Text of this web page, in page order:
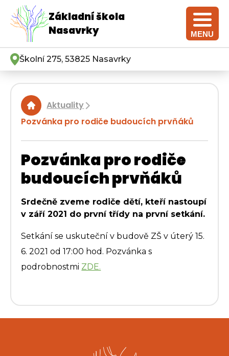
Základní škola
Nasavrky
MENU
Školní 275, 53825 Nasavrky
Aktuality|
Pozvánka pro rodiče budoucích prvňáků
Pozvánka pro rodiče
budoucích prvňáků
Srdečně zveme rodiče dětí, kteří nastoupí
v září 2021 do první třídy na první setkání.
Setkání se uskuteční v budově ZŠ v úterý 15.
6. 2021 od 17:00 hod. Pozvánka s
podrobnostmi ZDE.